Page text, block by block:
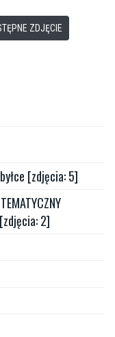
ZDJĘCIE
[zdjęcia: 5]
[zdjęcia: 2]